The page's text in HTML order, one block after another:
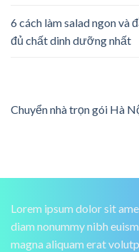
6 cách làm salad ngon và
đủ chất dinh dưỡng nhất
Chuyển nhà trọn gói Hà
Lorem ipsum dolor sit
diam nonummy nibh
magna aliquam erat